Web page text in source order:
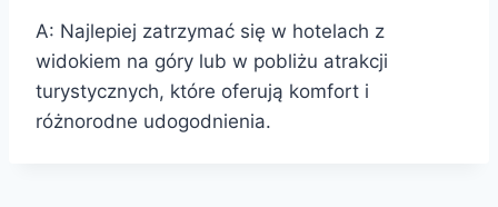
A: Najlepiej zatrzymać się w hotelach z
widokiem na góry lub w pobliżu atrakcji
turystycznych, które oferują komfort i
różnorodne udogodnienia.